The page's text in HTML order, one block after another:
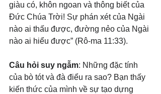
giàu có, khôn ngoan và thông biết của
Đức Chúa Trời! Sự phán xét của Ngài
nào ai thấu được, đường nẻo của Ngài
nào ai hiểu được” (Rô-ma 11:33).
Câu hỏi suy ngẫm: Những đặc tính
của bò tót và đà điểu ra sao? Bạn thấy
kiến thức của mình về sự tạo dựng